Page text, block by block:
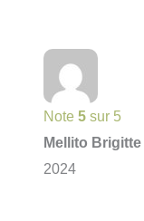
Note 5 sur 5
Mellito Brigitte
2024